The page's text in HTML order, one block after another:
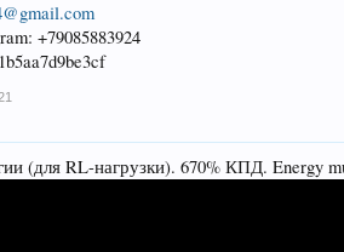
+79085883924
(для RL-нагрузки). 670% КПД. Energy